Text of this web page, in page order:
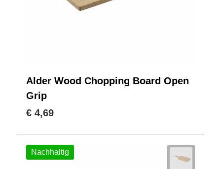
Alder Wood Chopping Board Open
Grip
€ 4,69
Nachhaltig